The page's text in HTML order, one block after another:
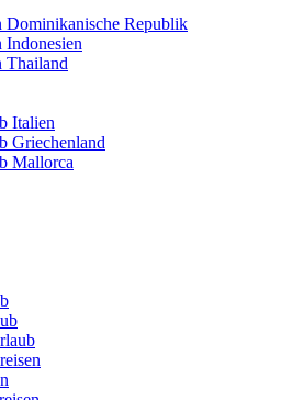
Dominikanische Republik
Indonesien
Thailand
Italien
Griechenland
Mallorca